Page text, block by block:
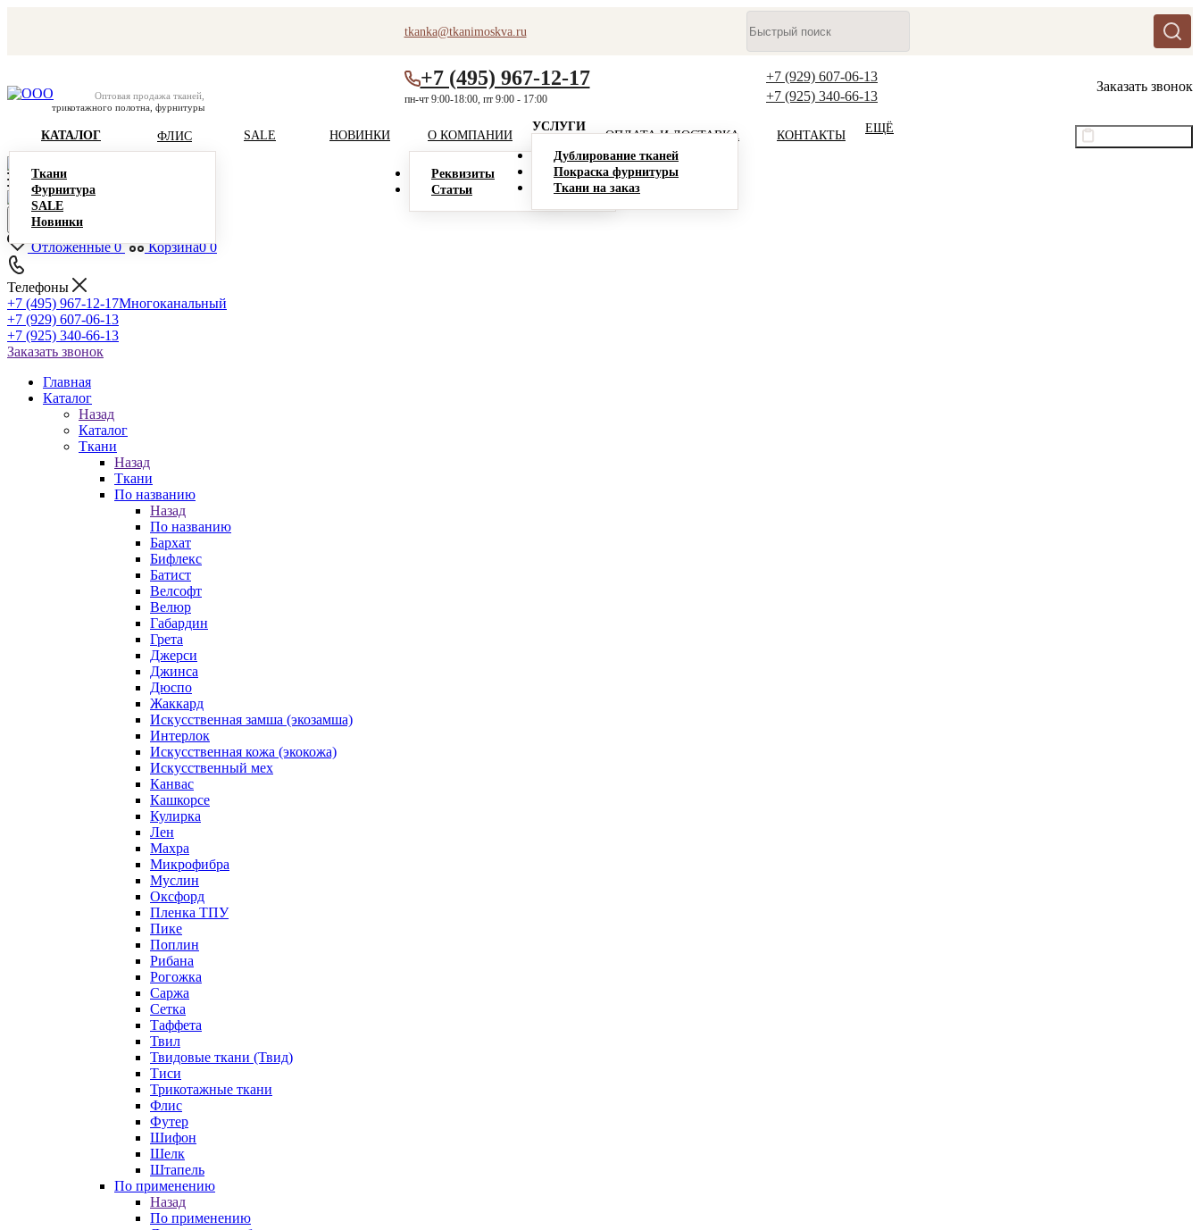
tkanka@tkanimoskva.ru
Оптовая продажа тканей,
трикотажного полотна, фурнитуры
+7 (495) 967-12-17
пн-чт 9:00-18:00, пт 9:00 - 17:00
+7 (929) 607-06-13
+7 (925) 340-66-13
Заказать звонок
КАТАЛОГ
Ткани
Фурнитура
SALE
Новинки
ФЛИС SALE НОВИНКИ О КОМПАНИИ
Реквизиты
Статьи
УСЛУГИ
Дублирование тканей
Покраска фурнитуры
Ткани на заказ
ОПЛАТА И ДОСТАВКА КОНТАКТЫ
ЕЩЁ
Отложенные 0 Корзина0 0
Телефоны
+7 (495) 967-12-17Многоканальный
+7 (929) 607-06-13
+7 (925) 340-66-13
Заказать звонок
Главная
Каталог
Назад
Каталог
Ткани
Назад
Ткани
По названию
Назад
По названию
Бархат
Бифлекс
Батист
Велсофт
Велюр
Габардин
Грета
Джерси
Джинса
Дюспо
Жаккард
Искусственная замша (экозамша)
Интерлок
Искусственная кожа (экокожа)
Искусственный мех
Канвас
Кашкорсе
Кулирка
Лен
Махра
Микрофибра
Муслин
Оксфорд
Пленка ТПУ
Пике
Поплин
Рибана
Рогожка
Саржа
Сетка
Таффета
Твил
Твидовые ткани (Твид)
Тиси
Трикотажные ткани
Флис
Футер
Шифон
Шелк
Штапель
По применению
Назад
По применению